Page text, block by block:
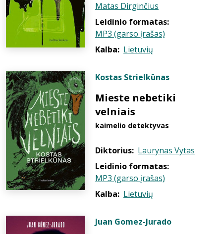
Matas Dirginčius
Leidinio formatas:
MP3 (garso įrašas)
Kalba: Lietuvių
Kostas Strielkūnas
Mieste nebetiki
velniais
kaimelio detektyvas
Diktorius: Laurynas Vytas
Leidinio formatas:
MP3 (garso įrašas)
Kalba: Lietuvių
Juan Gomez-Jurado